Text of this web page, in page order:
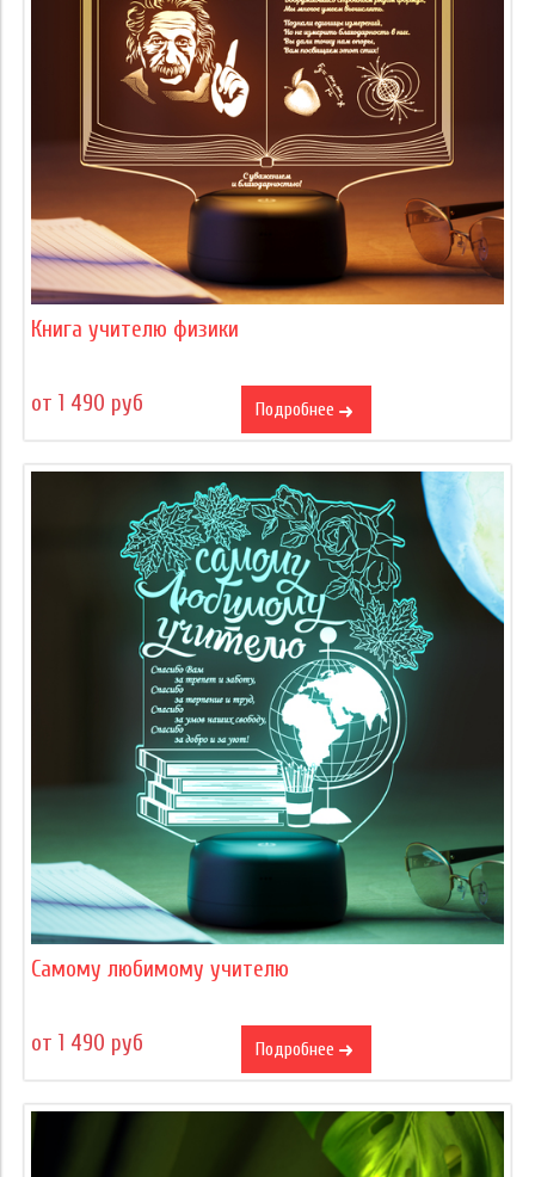
Книга учителю физики
от 1 490 руб Подробнее
Самому любимому учителю
от 1 490 руб Подробнее